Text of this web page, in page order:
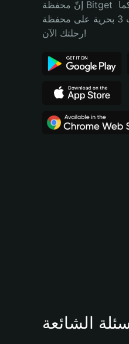
Português (Brasil)
إنّ محفظة Bitget خيارك الأفضل. حيث يثق بها 40 مليون مستخدم، كما
يمكنك استكشاف عالم الويب 3 بحرية على محفظة Bitget Wallet. ابدأ
رحلتك الآن!
الشائعة